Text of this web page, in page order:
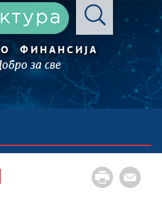
ФИНАНСИЈА
за све